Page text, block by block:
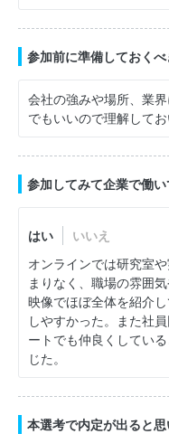
参加前に準備しておく
会社の強みや場所、業
でもいいので理解して
参加してみて企業で働
はい
いいえ
オンラインでは研究室
まりなく、職場の雰囲
映像でほぼ全体を紹介
しやすかった。また社
ートでも仲良くしてい
じた。
本選考で内定が出ると